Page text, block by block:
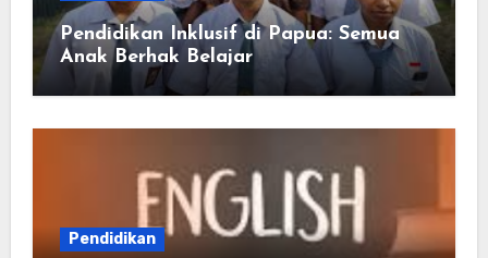
Pendidikan Inklusif di Papua: Semua
Anak Berhak Belajar
Pendidikan